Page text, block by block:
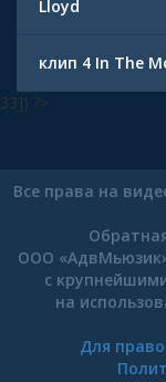
Lloyd
клип 4 In The
33]) ?>
Все права на
ООО
с
на
Для